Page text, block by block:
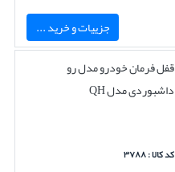
جزییات و خرید ...
قفل فرمان خودرو مدل رو
داشبوردی مدل QH
کد کالا : ۳۷۸۸